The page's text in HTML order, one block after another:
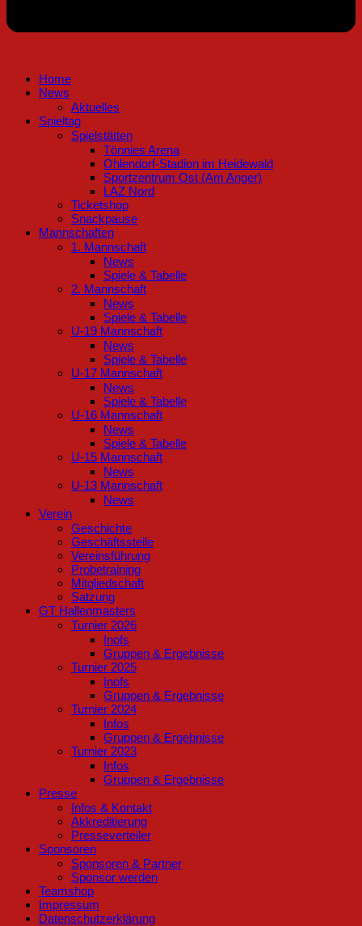
Home
News
Aktuelles
Spieltag
Spielstätten
Tönnies Arena
Ohlendorf-Stadion im Heidewald
Sportzentrum Ost (Am Anger)
LAZ Nord
Ticketshop
Snackpause
Mannschaften
1. Mannschaft
News
Spiele & Tabelle
2. Mannschaft
News
Spiele & Tabelle
U-19 Mannschaft
News
Spiele & Tabelle
U-17 Mannschaft
News
Spiele & Tabelle
U-16 Mannschaft
News
Spiele & Tabelle
U-15 Mannschaft
News
U-13 Mannschaft
News
Verein
Geschichte
Geschäftsstelle
Vereinsführung
Probetraining
Mitgliedschaft
Satzung
GT Hallenmasters
Turnier 2026
Inofs
Gruppen & Ergebnisse
Turnier 2025
Inofs
Gruppen & Ergebnisse
Turnier 2024
Infos
Gruppen & Ergebnisse
Turnier 2023
Infos
Gruppen & Ergebnisse
Presse
Infos & Kontakt
Akkreditierung
Presseverteiler
Sponsoren
Sponsoren & Partner
Sponsor werden
Teamshop
Impressum
Datenschutzerklärung